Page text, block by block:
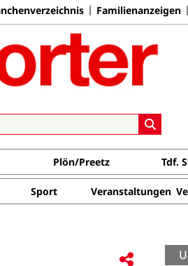
Familienanzeigen
Plön/Preetz Tdf.
Sport Veranstaltungen